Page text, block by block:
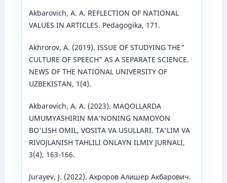
Akbarovich, A. A. REFLECTION OF NATIONAL
VALUES IN ARTICLES. Pedagogika, 171.
Akhrorov, A. (2019). ISSUE OF STUDYING THE"
CULTURE OF SPEECH" AS A SEPARATE SCIENCE.
NEWS OF THE NATIONAL UNIVERSITY OF
UZBEKISTAN, 1(4).
Akbarovich, A. A. (2023). MAQOLLARDA
UMUMYASHIRIN MA'NONING NAMOYON
BO'LISH OMIL, VOSITA VA USULLARI. TA'LIM VA
RIVOJLANISH TAHLILI ONLAYN ILMIY JURNALI,
3(4), 163-166.
Jurayev, J. (2022). Ахроров Алишер Акбарович.